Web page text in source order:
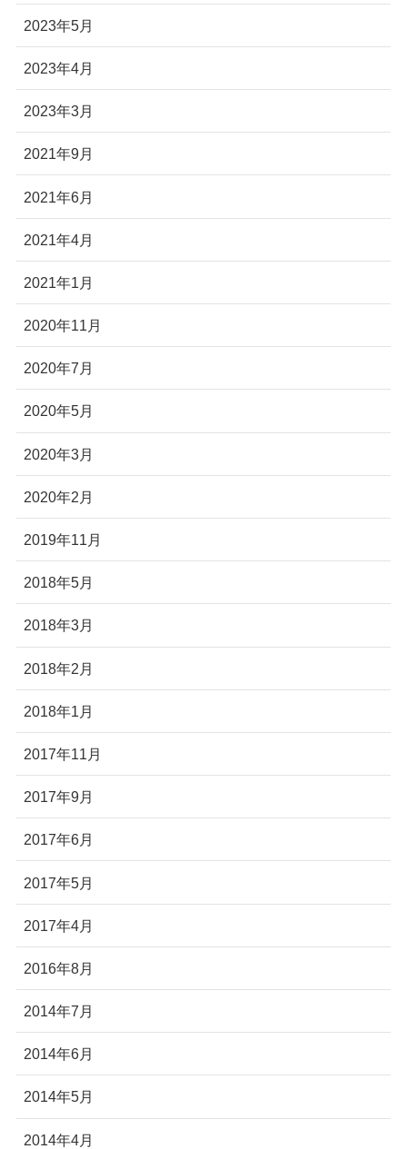
2023年5月
2023年4月
2023年3月
2021年9月
2021年6月
2021年4月
2021年1月
2020年11月
2020年7月
2020年5月
2020年3月
2020年2月
2019年11月
2018年5月
2018年3月
2018年2月
2018年1月
2017年11月
2017年9月
2017年6月
2017年5月
2017年4月
2016年8月
2014年7月
2014年6月
2014年5月
2014年4月